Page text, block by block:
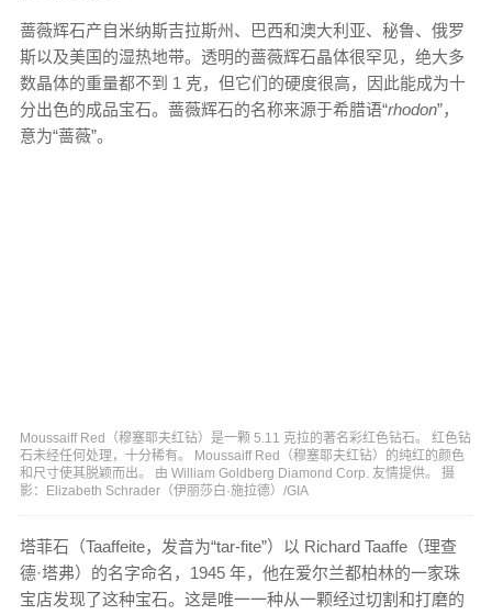
蔷薇辉石产自米纳斯吉拉斯州、巴西和澳大利亚、秘鲁、俄罗
斯以及美国的湿热地带。透明的蔷薇辉石晶体很罕见，绝大多
数晶体的重量都不到 1 克，但它们的硬度很高，因此能成为十
分出色的成品宝石。蔷薇辉石的名称来源于希腊语“rhodon”，
意为“蔷薇”。
Moussaiff Red（穆塞耶夫红钻）是一颗 5.11 克拉的著名彩红色钻石。 红色钻
石未经任何处理，十分稀有。 Moussaiff Red（穆塞耶夫红钻）的纯红的颜色
和尺寸使其脱颖而出。 由 William Goldberg Diamond Corp. 友情提供。 摄
影：Elizabeth Schrader（伊丽莎白·施拉德）/GIA
塔菲石（Taaffeite，发音为“tar-fite”）以 Richard Taaffe（理查
德·塔弗）的名字命名，1945 年，他在爱尔兰都柏林的一家珠
宝店发现了这种宝石。这是唯一一种从一颗经过切割和打磨的